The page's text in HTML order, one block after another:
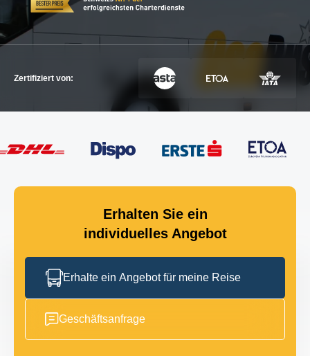
KONTAKTIEREN SIE UNS
KONTAKTIEREN SIE UNS
Zertifiziert von:
Erhalten Sie ein
individuelles Angebot
Erhalte ein Angebot für meine Reise
Geschäftsanfrage